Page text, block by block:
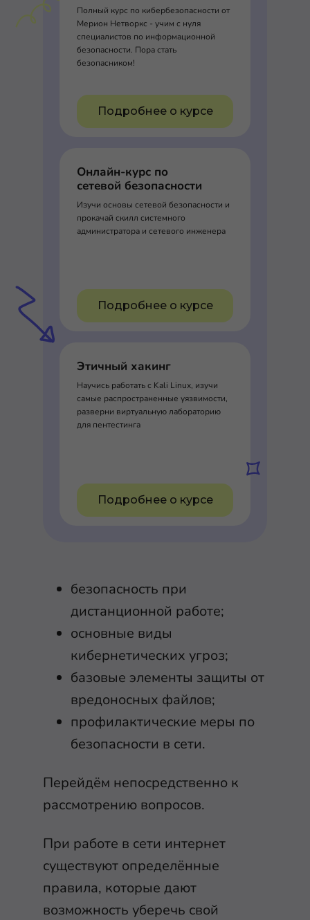
Полный курс по кибербезопасности от
Мерион Нетворкс - учим с нуля
специалистов по информационной
безопасности. Пора стать
безопасником!
Подробнее о курсе
Онлайн-курс по
сетевой безопасности
Изучи основы сетевой безопасности и
прокачай скилл системного
администратора и сетевого инженера
Подробнее о курсе
Этичный хакинг
Научись работать с Kali Linux, изучи
самые распространенные уязвимости,
разверни виртуальную лабораторию
для пентестинга
Подробнее о курсе
безопасность при
дистанционной работе;
основные виды
кибернетических угроз;
базовые элементы защиты от
вредоносных файлов;
профилактические меры по
безопасности в сети.
Перейдём непосредственно к
рассмотрению вопросов.
При работе в сети интернет
существуют определённые
правила, которые дают
возможность уберечь свой